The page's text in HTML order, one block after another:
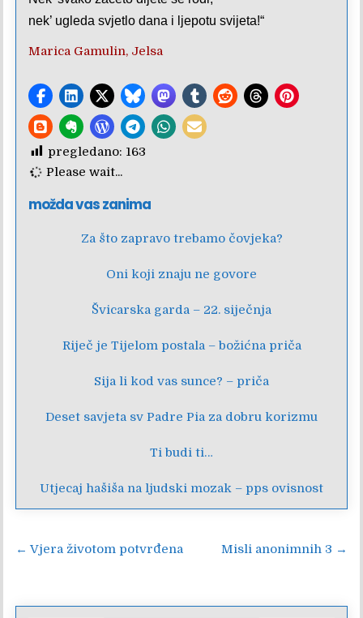
nek’ ugleda svjetlo dana i ljepotu svijeta!“
Marica Gamulin, Jelsa
pregledano: 163
Please wait...
možda vas zanima
Za što zapravo trebamo čovjeka?
Oni koji znaju ne govore
Švicarska garda – 22. siječnja
Riječ je Tijelom postala – božićna priča
Sija li kod vas sunce? – priča
Deset savjeta sv Padre Pia za dobru korizmu
Ti budi ti…
Utjecaj hašiša na ljudski mozak – pps ovisnost
Navigacija
← Vjera životom potvrđena Misli anonimnih 3 →